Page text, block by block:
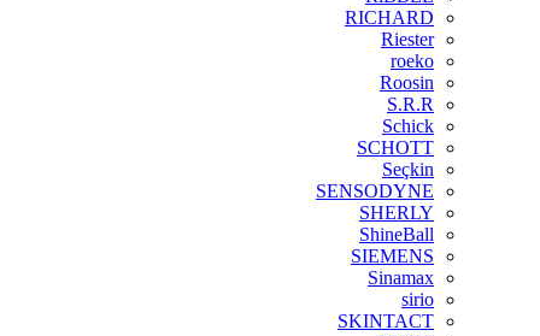
RICHARD
Riester
roeko
Roosin
S.R.R
Schick
SCHOTT
Seçkin
SENSODYNE
SHERLY
ShineBall
SIEMENS
Sinamax
sirio
SKINTACT